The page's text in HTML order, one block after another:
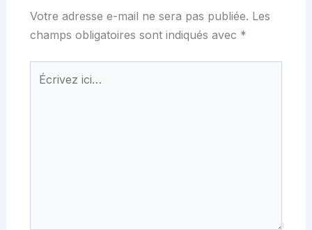
Votre adresse e-mail ne sera pas publiée. Les
champs obligatoires sont indiqués avec *
Écrivez
ici…